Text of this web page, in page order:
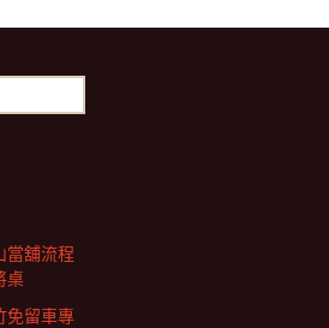
當舖流程
桌
免留車專